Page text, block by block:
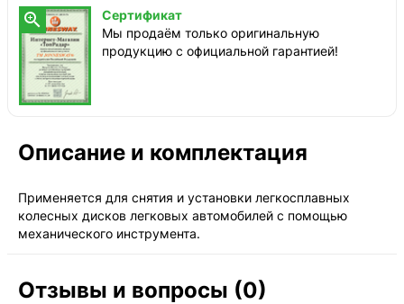
ТопРадар — Курьер
сегодня, от 350 ₽
ТопРадар — Самовывоз
сегодня, бесплатно
наб. Бережковская, д. 20, стр. 19
1-3 дня, от 385 ₽

Сертификат
Мы продаём только оригинальную
продукцию с официальной гарантией!
Описание и комплектация
Применяется для снятия и установки легкосплавных
колесных дисков легковых автомобилей с помощью
механического инструмента.
Отзывы и вопросы (0)